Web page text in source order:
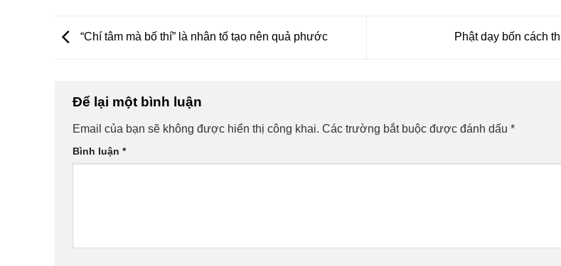
“Chí tâm mà bố thí” là nhân tố tạo nên quả phước Phật dạy bốn cách
Để lại một bình luận
Email của bạn sẽ không được hiển thị công khai. Các trường bắt buộc được đánh dấu *
Bình luận *